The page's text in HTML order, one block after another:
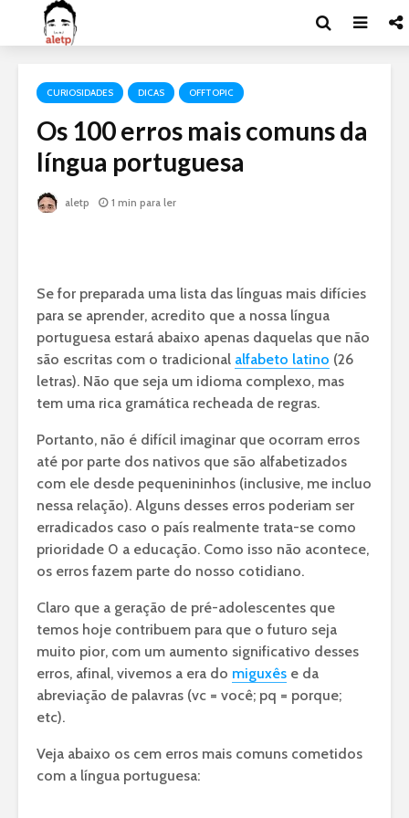
CURIOSIDADES DICAS OFFTOPIC
Os 100 erros mais comuns da
língua portuguesa
aletp 1 min para ler
Se for preparada uma lista das línguas mais difícies
para se aprender, acredito que a nossa língua
portuguesa estará abaixo apenas daquelas que não
são escritas com o tradicional alfabeto latino (26
letras). Não que seja um idioma complexo, mas
tem uma rica gramática recheada de regras.
Portanto, não é difícil imaginar que ocorram erros
até por parte dos nativos que são alfabetizados
com ele desde pequenininhos (inclusive, me incluo
nessa relação). Alguns desses erros poderiam ser
erradicados caso o país realmente trata-se como
prioridade 0 a educação. Como isso não acontece,
os erros fazem parte do nosso cotidiano.
Claro que a geração de pré-adolescentes que
temos hoje contribuem para que o futuro seja
muito pior, com um aumento significativo desses
erros, afinal, vivemos a era do miguxês e da
abreviação de palavras (vc = você; pq = porque;
etc).
Veja abaixo os cem erros mais comuns cometidos
com a língua portuguesa: